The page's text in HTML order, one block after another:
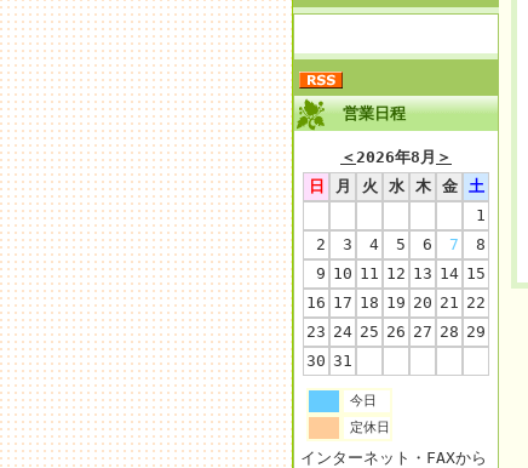
営業日程
＜2026年8月 ＞
日
月 火 水 木 金
土
1
2
3 4 5 6 7
8
9 10 11 12 13 14 15
16 17 18 19 20 21 22
23 24 25 26 27 28 29
30 31
今日
定休日
インターネット・FAXから